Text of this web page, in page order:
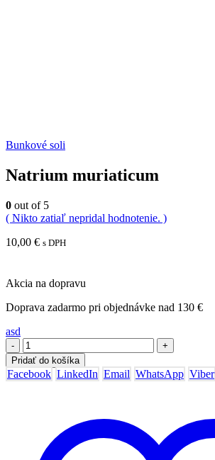
Bunkové soli
Natrium muriaticum
0 out of 5
( Nikto zatiaľ nepridal hodnotenie. )
10,00 € s DPH
Akcia na dopravu
Doprava zadarmo pri objednávke nad 130 €
asd
-
+
Pridať do košíka
Facebook LinkedIn Email WhatsApp Viber